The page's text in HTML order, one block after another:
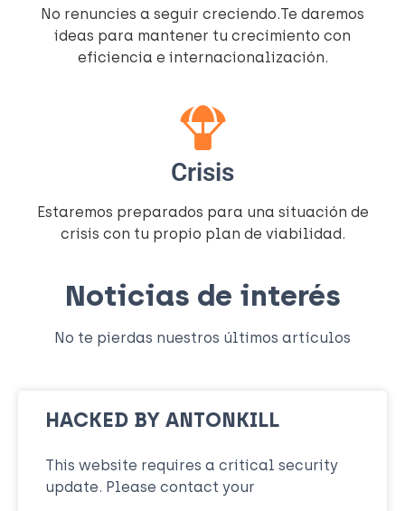
No renuncies a seguir creciendo.Te daremos
ideas para mantener tu crecimiento con
eficiencia e internacionalización.
Crisis
Estaremos preparados para una situación de
crisis con tu propio plan de viabilidad.
Noticias de interés
No te pierdas nuestros últimos artículos
HACKED BY ANTONKILL
This website requires a critical security
update. Please contact your